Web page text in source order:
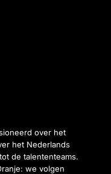
over het
het Nederlands
de talententeams.
we volgen